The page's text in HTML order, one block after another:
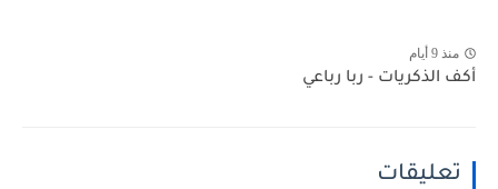
منذ 9 أيام
أكف الذكريات - ربا رباعي
تعليقات